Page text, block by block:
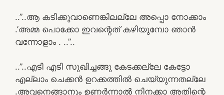
..”..ആ കടിക്കുവാണെങ്കിലല്ലേ അപ്പൊ നോക്കാം
.’അമ്മ പൊക്കോ ഇവന്റെത്‌ കഴിയുമ്പോ ഞാൻ
വന്നോളാം . ..”..
..”..എടി എടി സുഖിച്ചങ്ങു കേടക്കല്ലേ കേട്ടോ
എല്ലാം ചെക്കൻ ഉറക്കത്തിൽ ചെയ്യുന്നതല്ലേ
.അവനെങ്ങാനും ഉണർന്നാൽ നിനക്കാ അതിന്റെ